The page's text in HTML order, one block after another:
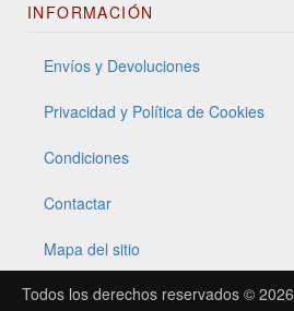
INFORMACIÓN
Envíos y Devoluciones
Privacidad y Política de Cookies
Condiciones
Contactar
Mapa del sitio
Todos los derechos reservados © 2026